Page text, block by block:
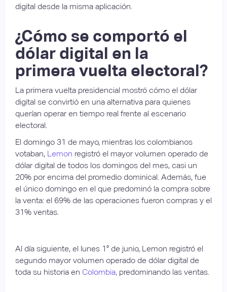
digital desde la misma aplicación.
¿Cómo se comportó el
dólar digital en la
primera vuelta electoral?
La primera vuelta presidencial mostró cómo el dólar
digital se convirtió en una alternativa para quienes
querían operar en tiempo real frente al escenario
electoral.
El domingo 31 de mayo, mientras los colombianos
votaban, Lemon registró el mayor volumen operado de
dólar digital de todos los domingos del mes, casi un
20% por encima del promedio dominical. Además, fue
el único domingo en el que predominó la compra sobre
la venta: el 69% de las operaciones fueron compras y el
31% ventas.
Al día siguiente, el lunes 1° de junio, Lemon registró el
segundo mayor volumen operado de dólar digital de
toda su historia en Colombia, predominando las ventas.